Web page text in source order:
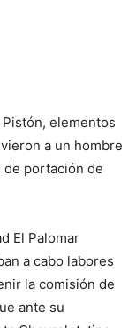
elementos
a un hombre
portación de
El Palomar
a cabo labores
la comisión de
ante su